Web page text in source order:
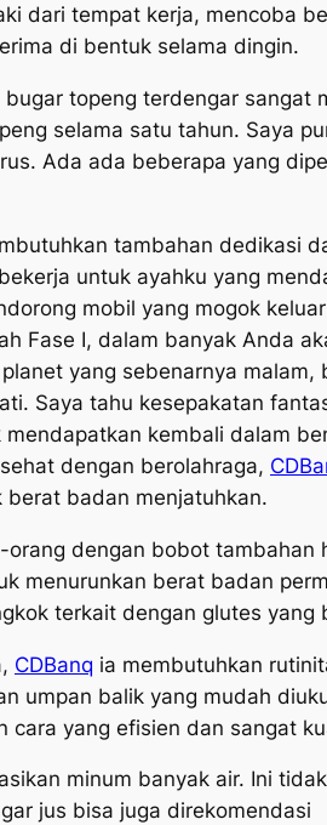
dari tempat kerja, mencoba
di bentuk selama dingin.
topeng terdengar sangat
selama satu tahun. Saya
Ada ada beberapa yang
tambahan dedikasi
untuk ayahku yang
mobil yang mogok
Fase I, dalam banyak Anda
yang sebenarnya
Saya tahu kesepakatan
kembali dalam
dengan berolahraga,
badan menjatuhkan.
dengan bobot tambahan
menurunkan berat badan
terkait dengan glutes yang
CDBanq ia membutuhkan
umpan balik yang mudah
yang efisien dan sangat
minum banyak air. Ini
jus bisa juga direkomendasi